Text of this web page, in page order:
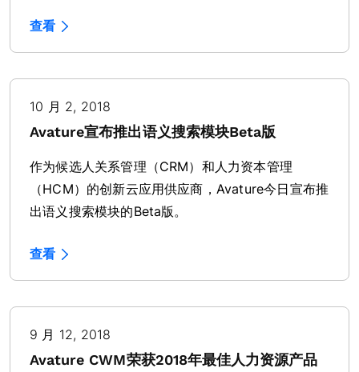
查看
10 月 2, 2018
Avature宣布推出语义搜索模块Beta版
作为候选人关系管理（CRM）和人力资本管理
（HCM）的创新云应用供应商，Avature今日宣布推
出语义搜索模块的Beta版。
查看
9 月 12, 2018
Avature CWM荣获2018年最佳人力资源产品